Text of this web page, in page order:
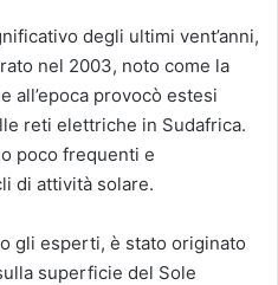
degli ultimi vent’anni,
nel 2003, noto come la
all’epoca provocò estesi
reti elettriche in Sudafrica.
poco frequenti e
di attività solare.
gli esperti, è stato originato
superficie del Sole